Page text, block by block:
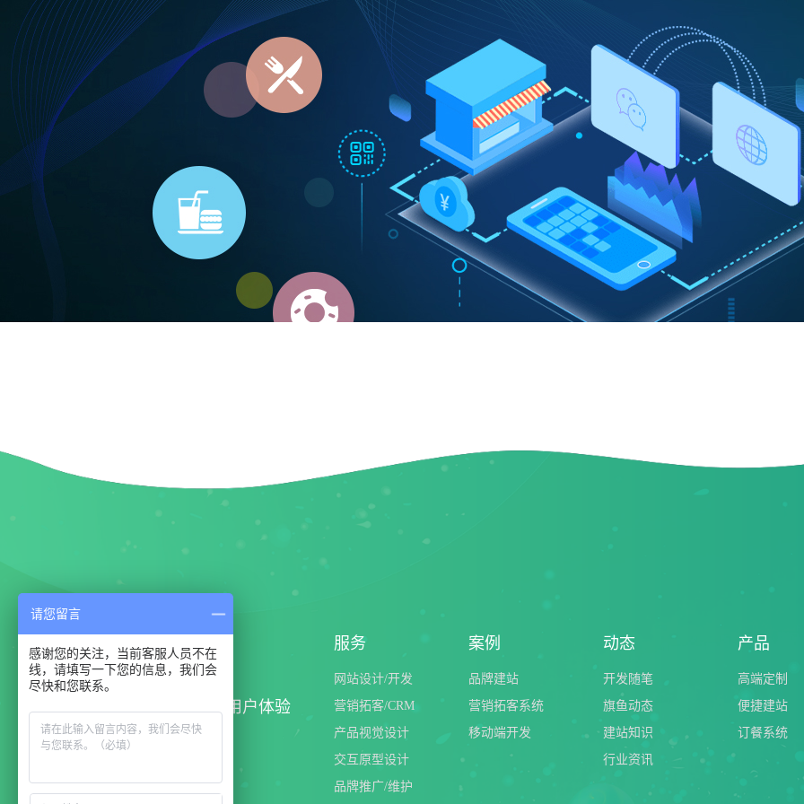
设计和技术创造非凡的用户体验
服务
网站设计/开发
营销拓客/CRM
产品视觉设计
交互原型设计
品牌推广/维护
案例
品牌建站
营销拓客系统
移动端开发
动态
开发随笔
旗鱼动态
建站知识
行业资讯
产品
高端定制
便捷建站
订餐系统
请您留言
感谢您的关注，当前客服人员不在
线，请填写一下您的信息，我们会
尽快和您联系。